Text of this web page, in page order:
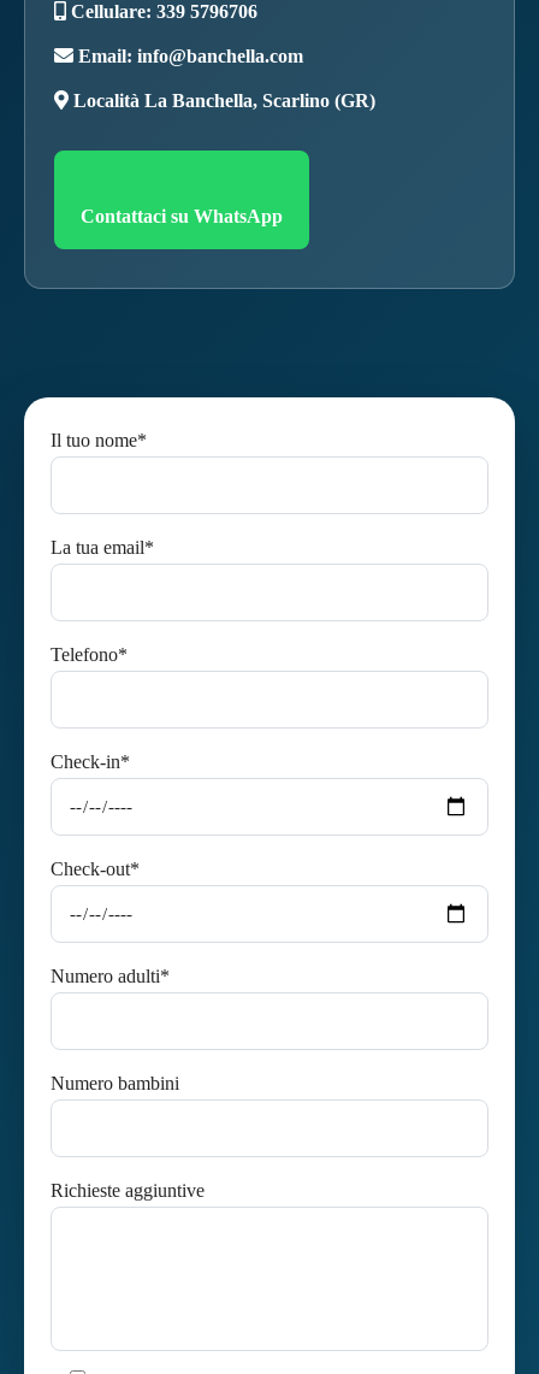
Cellulare: 339 5796706
Email: info@banchella.com
Località La Banchella, Scarlino (GR)
Contattaci su WhatsApp
Il tuo nome*
La tua email*
Telefono*
Check-in*
Check-out*
Numero adulti*
Numero bambini
Richieste aggiuntive